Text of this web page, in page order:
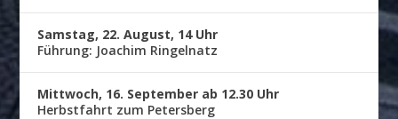
Samstag, 22. August, 14 Uhr
Führung: Joachim Ringelnatz
Mittwoch, 16. September ab 12.30 Uhr
Herbstfahrt zum Petersberg